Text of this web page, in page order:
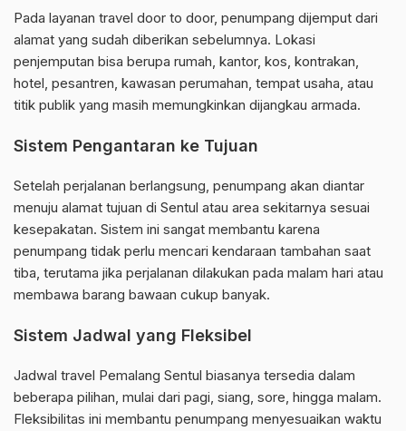
Pada layanan travel door to door, penumpang dijemput dari
alamat yang sudah diberikan sebelumnya. Lokasi
penjemputan bisa berupa rumah, kantor, kos, kontrakan,
hotel, pesantren, kawasan perumahan, tempat usaha, atau
titik publik yang masih memungkinkan dijangkau armada.
Sistem Pengantaran ke Tujuan
Setelah perjalanan berlangsung, penumpang akan diantar
menuju alamat tujuan di Sentul atau area sekitarnya sesuai
kesepakatan. Sistem ini sangat membantu karena
penumpang tidak perlu mencari kendaraan tambahan saat
tiba, terutama jika perjalanan dilakukan pada malam hari atau
membawa barang bawaan cukup banyak.
Sistem Jadwal yang Fleksibel
Jadwal travel Pemalang Sentul biasanya tersedia dalam
beberapa pilihan, mulai dari pagi, siang, sore, hingga malam.
Fleksibilitas ini membantu penumpang menyesuaikan waktu